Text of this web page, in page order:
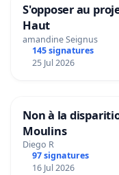
S'opposer au
Haut
amandine Seignus
145 signatures
25 Jul 2026
Non à la
Moulins
Diego R
97 signatures
16 Jul 2026